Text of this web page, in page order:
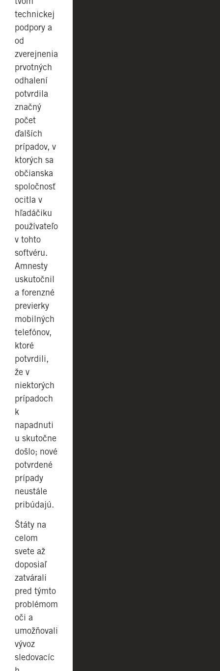
technickej
podpory a
od
zverejnenia
prvotných
odhalení
potvrdila
značný
počet
ďalších
prípadov, v
ktorých sa
občianska
spoločnosť
ocitla v
hľadáčiku
používateľo
v tohto
softvéru.
Amnesty
uskutočnil
a forenzné
previerky
mobilných
telefónov,
ktoré
potvrdili,
že v
niektorých
prípadoch
k
napadnuti
u skutočne
došlo; nové
potvrdené
prípady
neustále
pribúdajú.
Štáty na
celom
svete až
doposiaľ
zatvárali
pred týmto
problémom
oči a
umožňovali
vývoz
sledovacíc